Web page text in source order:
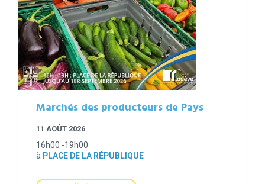
Marchés des producteurs de Pays
11 AOÛT 2026
16h00 -19h00
à PLACE DE LA RÉPUBLIQUE